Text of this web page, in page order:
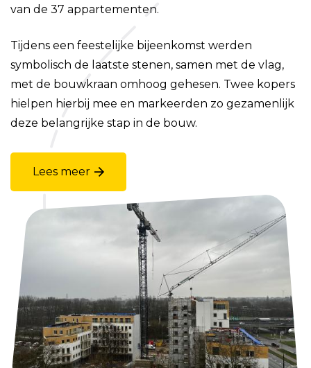
van de 37 appartementen.
Tijdens een feestelijke bijeenkomst werden
symbolisch de laatste stenen, samen met de vlag,
met de bouwkraan omhoog gehesen. Twee kopers
hielpen hierbij mee en markeerden zo gezamenlijk
deze belangrijke stap in de bouw.
Lees meer